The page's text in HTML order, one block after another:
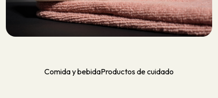
Comida y bebidaProductos de cuidado